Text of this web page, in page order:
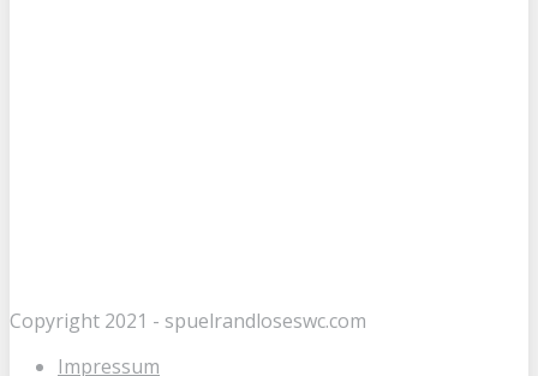
Copyright 2021 - spuelrandloseswc.com
Impressum